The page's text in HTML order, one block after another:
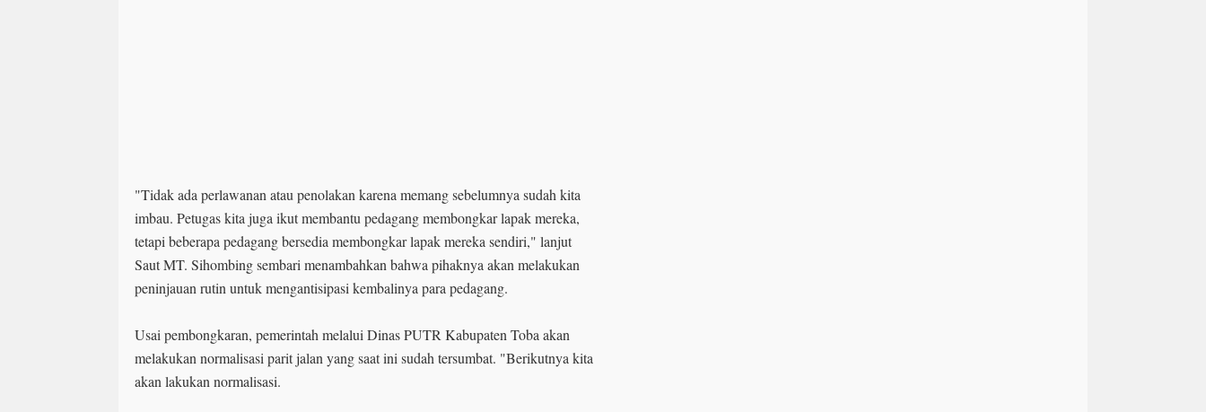
"Tidak ada perlawanan atau penolakan karena memang sebelumnya sudah kita
imbau. Petugas kita juga ikut membantu pedagang membongkar lapak mereka,
tetapi beberapa pedagang bersedia membongkar lapak mereka sendiri," lanjut
Saut MT. Sihombing sembari menambahkan bahwa pihaknya akan melakukan
peninjauan rutin untuk mengantisipasi kembalinya para pedagang.
Usai pembongkaran, pemerintah melalui Dinas PUTR Kabupaten Toba akan
melakukan normalisasi parit jalan yang saat ini sudah tersumbat. "Berikutnya kita
akan lakukan normalisasi.